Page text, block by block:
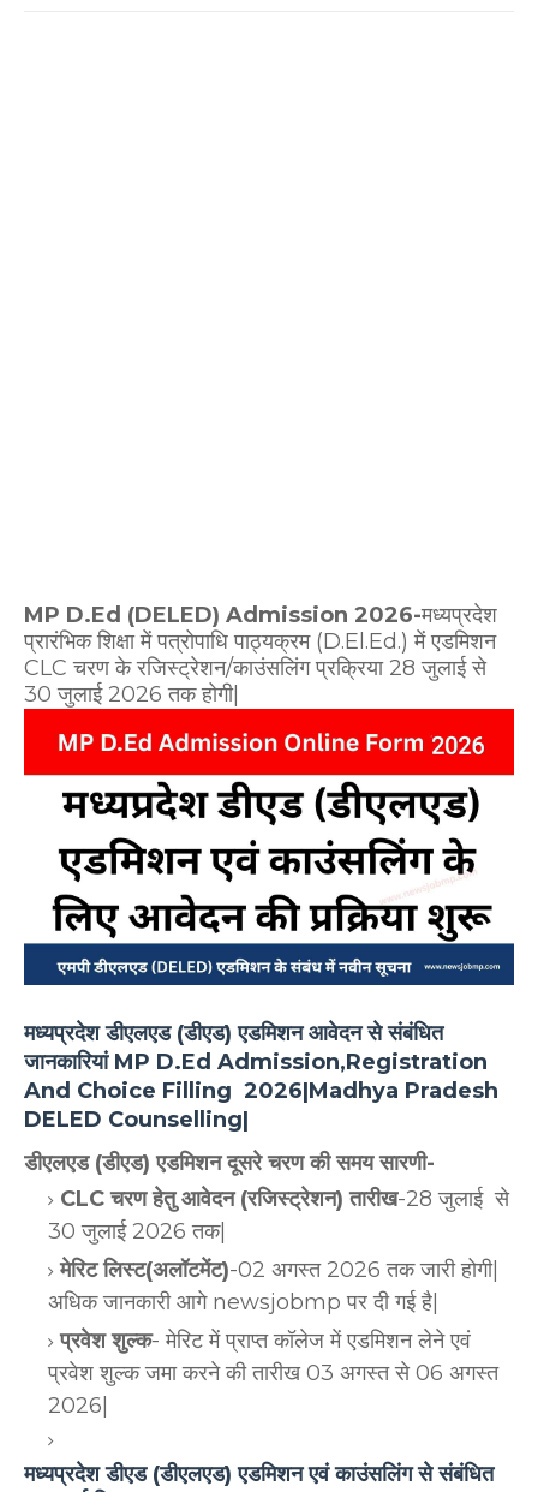
MP D.Ed (DELED) Admission 2026-मध्यप्रदेश
प्रारंभिक शिक्षा में पत्रोपाधि पाठ्यक्रम (D.El.Ed.) में एडमिशन
CLC चरण के रजिस्ट्रेशन/काउंसलिंग प्रक्रिया 28 जुलाई से
30 जुलाई 2026 तक होगी|
मध्यप्रदेश डीएलएड (डीएड) एडमिशन आवेदन से संबंधित
जानकारियां MP D.Ed Admission,Registration
And Choice Filling 2026|Madhya Pradesh
DELED Counselling|
डीएलएड (डीएड) एडमिशन दूसरे चरण की समय सारणी-
CLC चरण हेतु आवेदन (रजिस्ट्रेशन) तारीख-28 जुलाई से
30 जुलाई 2026 तक|
मेरिट लिस्ट(अलॉटमेंट)-02 अगस्त 2026 तक जारी होगी|
अधिक जानकारी आगे newsjobmp पर दी गई है|
प्रवेश शुल्क- मेरिट में प्राप्त कॉलेज में एडमिशन लेने एवं
प्रवेश शुल्क जमा करने की तारीख 03 अगस्त से 06 अगस्त
2026|
मध्यप्रदेश डीएड (डीएलएड) एडमिशन एवं काउंसलिंग से संबंधित